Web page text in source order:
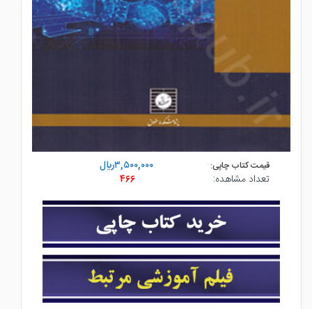
قیمت کتاب چاپی:
۳,۵۰۰,۰۰۰ريال
تعداد مشاهده:
۴۶۶